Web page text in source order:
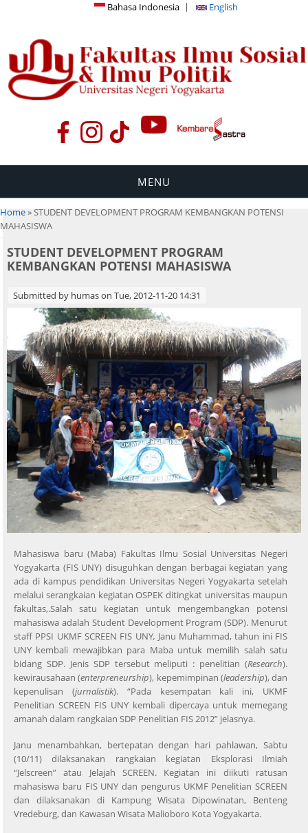
Bahasa Indonesia English
MENU
You are here
Home» STUDENT DEVELOPMENT PROGRAM KEMBANGKAN POTENSI
MAHASISWA
STUDENT DEVELOPMENT PROGRAM
KEMBANGKAN POTENSI MAHASISWA
Submitted by humason Tue, 2012-11-20 14:31
Mahasiswa baru (Maba) Fakultas Ilmu Sosial Universitas Negeri
Yogyakarta (FIS UNY) disuguhkan dengan berbagai kegiatan yang
ada di kampus pendidikan Universitas Negeri Yogyakarta setelah
melalui serangkaian kegiatan OSPEK ditingkat universitas maupun
fakultas,.Salah satu kegiatan untuk mengembangkan potensi
mahasiswa adalah Student Development Program (SDP). Menurut
staff PPSI UKMF SCREEN FIS UNY, Janu Muhammad, tahun ini FIS
UNY kembali mewajibkan para Maba untuk memilih salah satu
bidang SDP. Jenis SDP tersebut meliputi : penelitian (Research).
kewirausahaan (enterpreneurship), kepemimpinan (leadership), dan
kepenulisan (jurnalistik). “Pada kesempatan kali ini, UKMF
Penelitian SCREEN FIS UNY kembali dipercaya untuk memegang
amanah dalam rangkaian SDP Penelitian FIS 2012” jelasnya.
Janu menambahkan, bertepatan dengan hari pahlawan, Sabtu
(10/11) dilaksanakan rangkaian kegiatan Eksplorasi Ilmiah
“Jelscreen” atau Jelajah SCREEN. Kegiatan ini diikuti ratusan
mahasiswa baru FIS UNY dan pengurus UKMF Penelitian SCREEN
dan dilaksanakan di Kampung Wisata Dipowinatan, Benteng
Vredeburg, dan Kawasan Wisata Malioboro Kota Yogyakarta.